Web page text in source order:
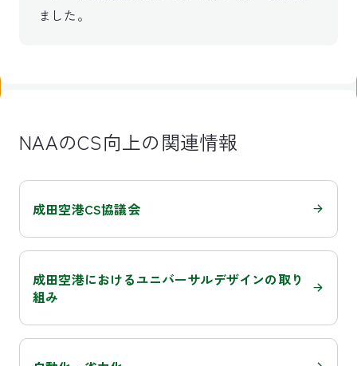
ました。
NAAのCS向上の関連情報
成田空港CS協議会
成田空港におけるユニバーサルデザインの取り
組み